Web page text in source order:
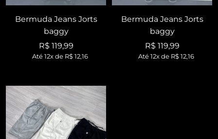
Bermuda Jeans Jorts
baggy
Preço
promocional
R$ 119,99
Até 12x de R$ 12,16
Bermuda Jeans Jorts
baggy
Preço
promocional
R$ 119,99
Até 12x de R$ 12,16